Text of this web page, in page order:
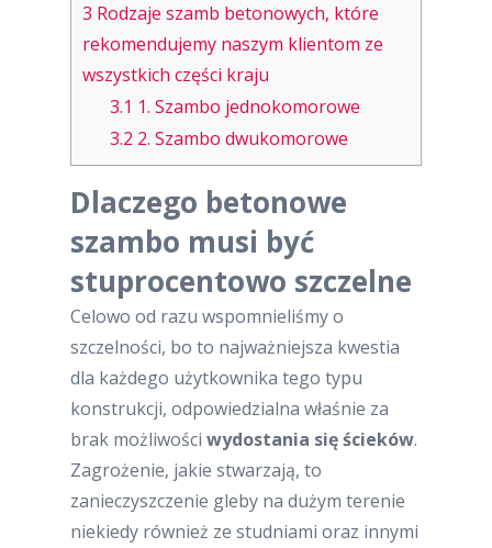
3 Rodzaje szamb betonowych, które
rekomendujemy naszym klientom ze
wszystkich części kraju
3.1 1. Szambo jednokomorowe
3.2 2. Szambo dwukomorowe
Dlaczego betonowe
szambo musi być
stuprocentowo szczelne
Celowo od razu wspomnieliśmy o
szczelności, bo to najważniejsza kwestia
dla każdego użytkownika tego typu
konstrukcji, odpowiedzialna właśnie za
brak możliwości wydostania się ścieków.
Zagrożenie, jakie stwarzają, to
zanieczyszczenie gleby na dużym terenie
niekiedy również ze studniami oraz innymi